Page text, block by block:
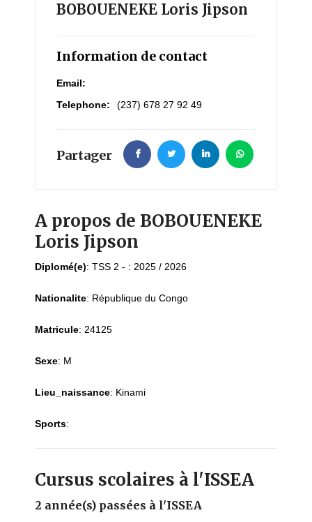
BOBOUENEKE Loris Jipson
Information de contact
Email:
Telephone:
(237) 678 27 92 49
Partager
A propos de BOBOUENEKE
Loris Jipson
Diplomé(e): TSS 2 - : 2025 / 2026
Nationalite: République du Congo
Matricule: 24125
Sexe: M
Lieu_naissance: Kinami
Sports:
Cursus scolaires à l'ISSEA
2 année(s) passées à l'ISSEA